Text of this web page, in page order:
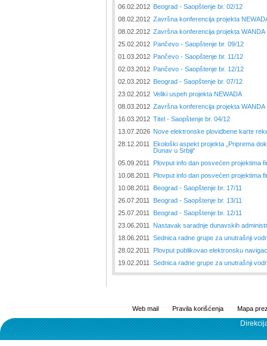
06.02.2012 Beograd - Saopštenje br. 02/12
08.02.2012 Završna konferencija projekta
08.02.2012 Završna konferencija projekta WANDA
25.02.2012 Pančevo - Saopštenje br. 09/12
01.03.2012 Pančevo - Saopštenje br. 11/12
02.03.2012 Pančevo - Saopštenje br. 12/12
02.03.2012 Beograd - Saopštenje br. 07/12
23.02.2012 Veliki uspeh projekta NEWADA
08.03.2012 Završna konferencija projekta WANDA
16.03.2012 Titel - Saopštenje br. 04/12
13.07.2026 Nove elektronske plovidbene karte
28.12.2011
Ekološki aspekt projekta „Priprema
Dunav u Srbiji“
05.09.2011
Plovput info dan posvećen projektima
10.08.2011
Plovput info dan posvećen projektima
10.08.2011
Beograd - Saopštenje br. 17/11
26.07.2011
Beograd - Saopštenje br. 13/11
25.07.2011
Beograd - Saopštenje br. 12/11
23.06.2011
Nastavak saradnje dunavskih
18.06.2011
Sednica radne grupe za unutrašnji
28.02.2011
Plovput publikovao elektronsku
19.02.2011
Sednica radne grupe za unutrašnji
Web mail Pravila korišćenja Mapa